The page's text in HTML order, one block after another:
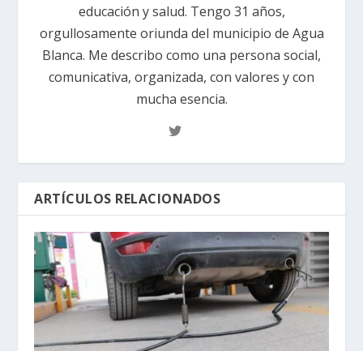
educación y salud. Tengo 31 años,
orgullosamente oriunda del municipio de Agua
Blanca. Me describo como una persona social,
comunicativa, organizada, con valores y con
mucha esencia.
ARTÍCULOS RELACIONADOS